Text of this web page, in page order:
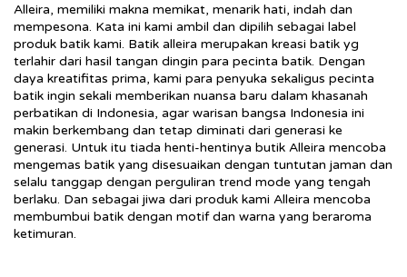
Alleira, memiliki makna memikat, menarik hati, indah dan
mempesona. Kata ini kami ambil dan dipilih sebagai label
produk batik kami. Batik alleira merupakan kreasi batik yg
terlahir dari hasil tangan dingin para pecinta batik. Dengan
daya kreatifitas prima, kami para penyuka sekaligus pecinta
batik ingin sekali memberikan nuansa baru dalam khasanah
perbatikan di Indonesia, agar warisan bangsa Indonesia ini
makin berkembang dan tetap diminati dari generasi ke
generasi. Untuk itu tiada henti-hentinya butik Alleira mencoba
mengemas batik yang disesuaikan dengan tuntutan jaman dan
selalu tanggap dengan perguliran trend mode yang tengah
berlaku. Dan sebagai jiwa dari produk kami Alleira mencoba
membumbui batik dengan motif dan warna yang beraroma
ketimuran.